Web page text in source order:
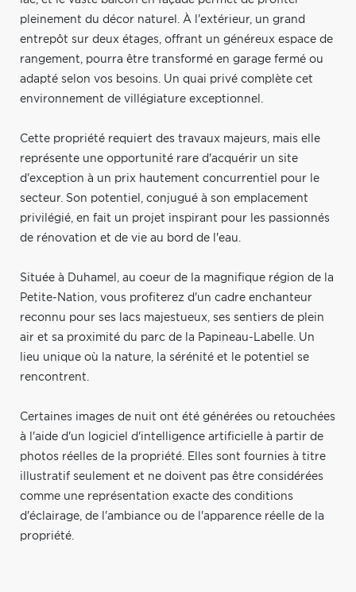
pleinement du décor naturel. À l'extérieur, un grand
entrepôt sur deux étages, offrant un généreux espace de
rangement, pourra être transformé en garage fermé ou
adapté selon vos besoins. Un quai privé complète cet
environnement de villégiature exceptionnel.
Cette propriété requiert des travaux majeurs, mais elle
représente une opportunité rare d'acquérir un site
d'exception à un prix hautement concurrentiel pour le
secteur. Son potentiel, conjugué à son emplacement
privilégié, en fait un projet inspirant pour les passionnés
de rénovation et de vie au bord de l'eau.
Située à Duhamel, au coeur de la magnifique région de la
Petite-Nation, vous profiterez d'un cadre enchanteur
reconnu pour ses lacs majestueux, ses sentiers de plein
air et sa proximité du parc de la Papineau-Labelle. Un
lieu unique où la nature, la sérénité et le potentiel se
rencontrent.
Certaines images de nuit ont été générées ou retouchées
à l'aide d'un logiciel d'intelligence artificielle à partir de
photos réelles de la propriété. Elles sont fournies à titre
illustratif seulement et ne doivent pas être considérées
comme une représentation exacte des conditions
d'éclairage, de l'ambiance ou de l'apparence réelle de la
propriété.